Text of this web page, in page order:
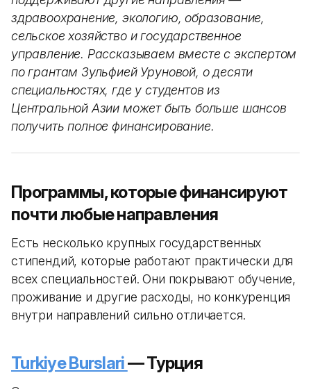
здравоохранение, экологию, образование,
сельское хозяйство и государственное
управление. Рассказываем вместе с экспертом
по грантам Зульфией Уруновой, о десяти
специальностях, где у студентов из
Центральной Азии может быть больше шансов
получить полное финансирование.
Программы, которые финансируют
почти любые направления
Есть несколько крупных государственных
стипендий, которые работают практически для
всех специальностей. Они покрывают обучение,
проживание и другие расходы, но конкуренция
внутри направлений сильно отличается.
Turkiye Burslari— Турция